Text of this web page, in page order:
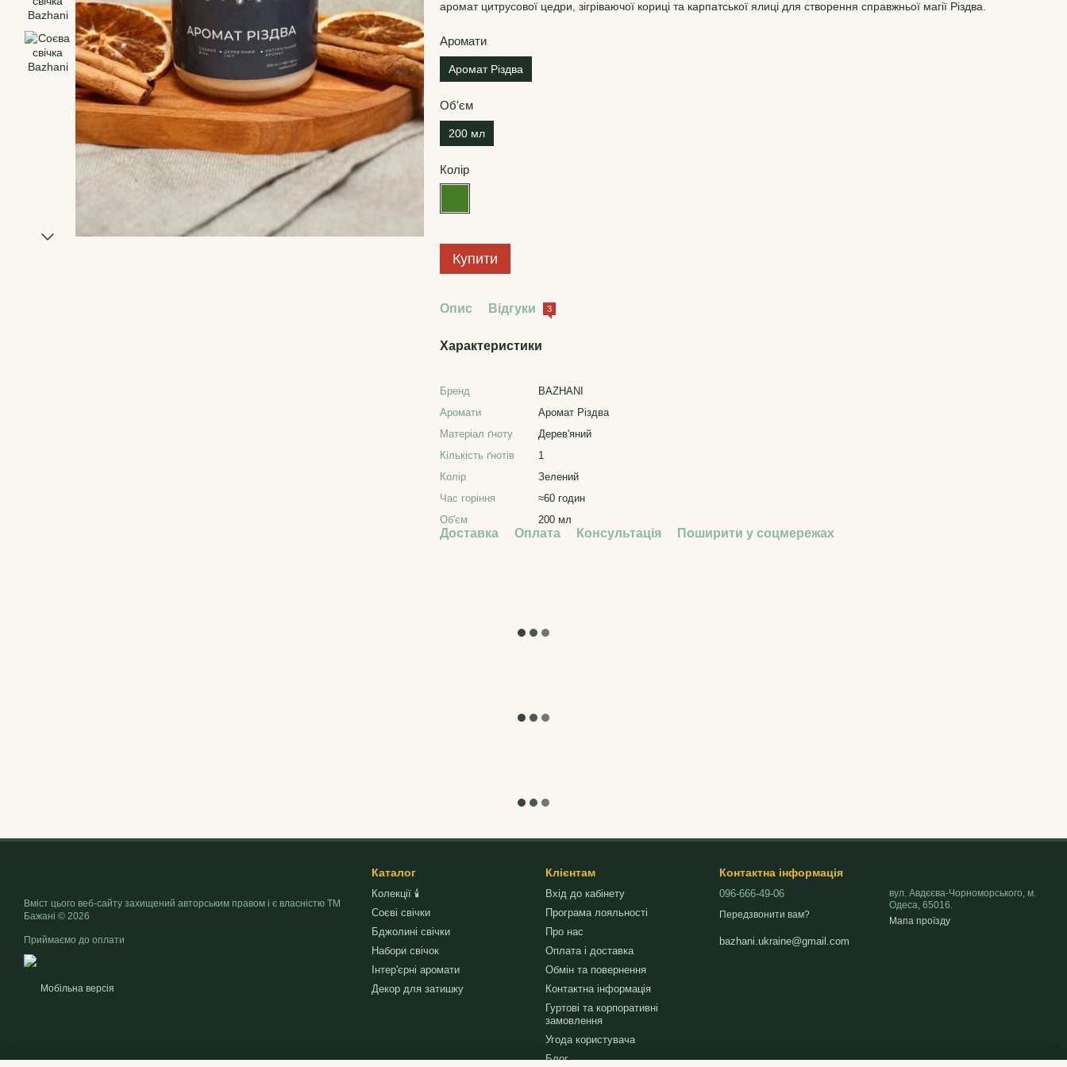
аромат цитрусової цедри, зігріваючої кориці та карпатської ялиці для створення справжньої магії Різдва.
Аромати
Аромат Різдва
Об'єм
200 мл
Колір
Купити
Опис Відгуки 3
Характеристики
Бренд
BAZHANI
Аромати
Аромат Різдва
Матеріал ґноту
Дерев'яний
Кількість ґнотів
1
Колір
Зелений
Час горіння
≈60 годин
Об'єм
200 мл
Доставка Оплата Консультація Поширити у соцмережах
Вміст цього веб-сайту захищений авторським правом і є власністю ТМ
Бажані © 2026
Приймаємо до оплати
Мобільна версія
Каталог
Колекції 🕯
Соєві свічки
Бджолині свічки
Набори свічок
Інтер'єрні аромати
Декор для затишку
Клієнтам
Вхід до кабінету
Програма лояльності
Про нас
Оплата і доставка
Обмін та повернення
Контактна інформація
Гуртові та корпоративні
замовлення
Угода користувача
Блог
Контактна інформація
096-666-49-06
Передзвонити вам?
bazhani.ukraine@gmail.com
вул. Авдєєва-Чорноморського, м.
Одеса, 65016.
Мапа проїзду